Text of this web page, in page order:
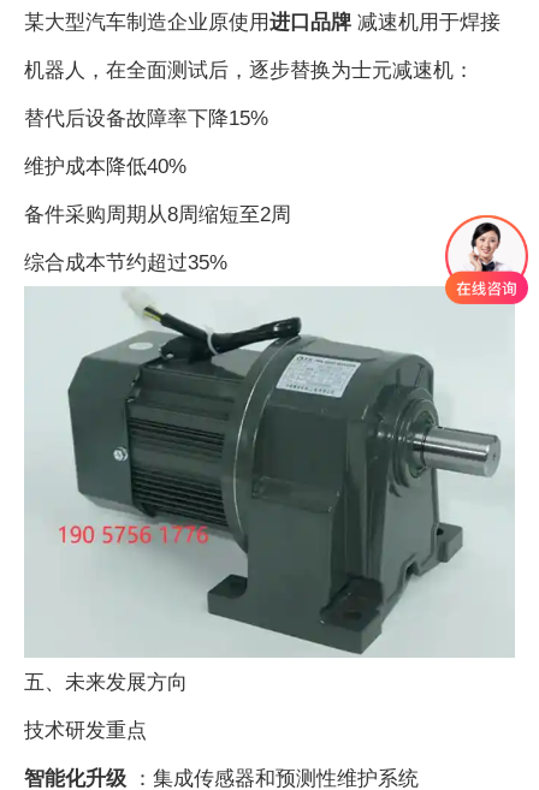
某大型汽车制造企业原使用进口品牌减速机用于焊接
机器人，在全面测试后，逐步替换为士元减速机：
替代后设备故障率下降15%
维护成本降低40%
备件采购周期从8周缩短至2周
综合成本节约超过35%
五、未来发展方向
技术研发重点
智能化升级：集成传感器和预测性维护系统